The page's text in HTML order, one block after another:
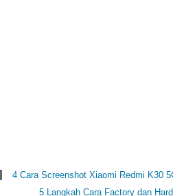
4 Cara Screenshot Xiaomi Redmi K30
5 Langkah Cara Factory dan